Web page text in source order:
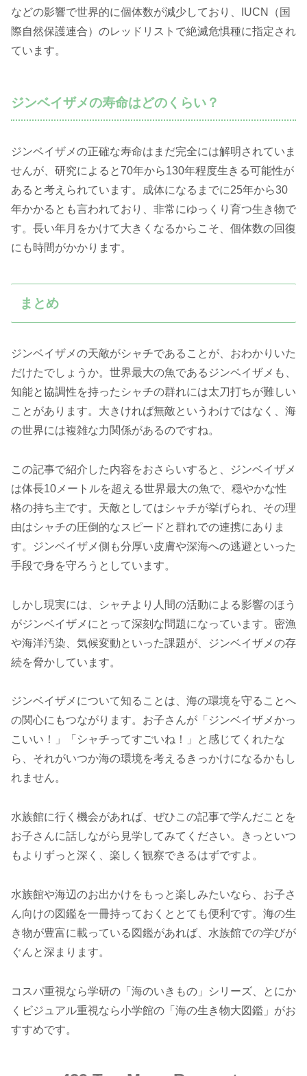
などの影響で世界的に個体数が減少しており、IUCN（国
際自然保護連合）のレッドリストで絶滅危惧種に指定され
ています。
ジンベイザメの寿命はどのくらい？
ジンベイザメの正確な寿命はまだ完全には解明されていま
せんが、研究によると70年から130年程度生きる可能性が
あると考えられています。成体になるまでに25年から30
年かかるとも言われており、非常にゆっくり育つ生き物で
す。長い年月をかけて大きくなるからこそ、個体数の回復
にも時間がかかります。
まとめ
ジンベイザメの天敵がシャチであることが、おわかりいた
だけたでしょうか。世界最大の魚であるジンベイザメも、
知能と協調性を持ったシャチの群れには太刀打ちが難しい
ことがあります。大きければ無敵というわけではなく、海
の世界には複雑な力関係があるのですね。
この記事で紹介した内容をおさらいすると、ジンベイザメ
は体長10メートルを超える世界最大の魚で、穏やかな性
格の持ち主です。天敵としてはシャチが挙げられ、その理
由はシャチの圧倒的なスピードと群れでの連携にありま
す。ジンベイザメ側も分厚い皮膚や深海への逃避といった
手段で身を守ろうとしています。
しかし現実には、シャチより人間の活動による影響のほう
がジンベイザメにとって深刻な問題になっています。密漁
や海洋汚染、気候変動といった課題が、ジンベイザメの存
続を脅かしています。
ジンベイザメについて知ることは、海の環境を守ることへ
の関心にもつながります。お子さんが「ジンベイザメかっ
こいい！」「シャチってすごいね！」と感じてくれたな
ら、それがいつか海の環境を考えるきっかけになるかもし
れません。
水族館に行く機会があれば、ぜひこの記事で学んだことを
お子さんに話しながら見学してみてください。きっといつ
もよりずっと深く、楽しく観察できるはずですよ。
水族館や海辺のお出かけをもっと楽しみたいなら、お子さ
ん向けの図鑑を一冊持っておくととても便利です。海の生
き物が豊富に載っている図鑑があれば、水族館での学びが
ぐんと深まります。
コスパ重視なら学研の「海のいきもの」シリーズ、とにか
くビジュアル重視なら小学館の「海の生き物大図鑑」がお
すすめです。